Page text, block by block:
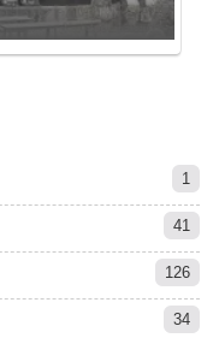
1
41
126
34